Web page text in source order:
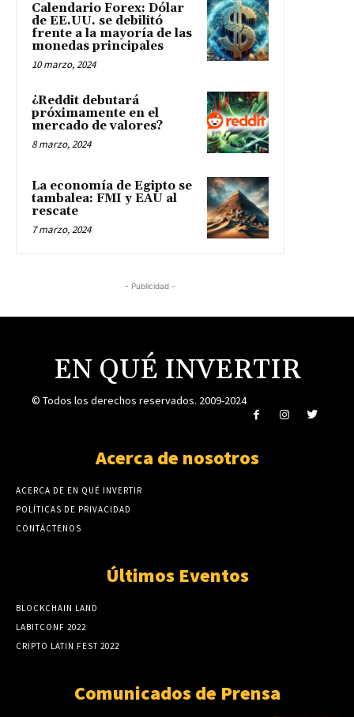
Calendario Forex: Dólar
de EE.UU. se debilitó
frente a la mayoría de las
monedas principales
10 marzo, 2024
¿Reddit debutará
próximamente en el
mercado de valores?
8 marzo, 2024
La economía de Egipto se
tambalea: FMI y EAU al
rescate
7 marzo, 2024
- Publicidad -
EN QUÉ INVERTIR
© Todos los derechos reservados. 2009-2024
Acerca de nosotros
ACERCA DE EN QUÉ INVERTIR
POLÍTICAS DE PRIVACIDAD
CONTÁCTENOS
Últimos Eventos
BLOCKCHAIN LAND
LABITCONF 2022
CRIPTO LATIN FEST 2022
Comunicados de Prensa